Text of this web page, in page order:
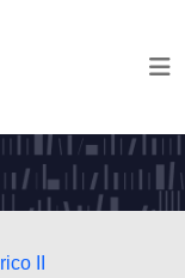
II